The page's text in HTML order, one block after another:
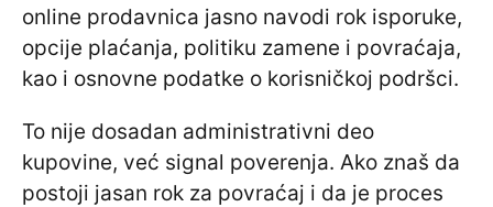
online prodavnica jasno navodi rok isporuke,
opcije plaćanja, politiku zamene i povraćaja,
kao i osnovne podatke o korisničkoj podršci.
To nije dosadan administrativni deo
kupovine, već signal poverenja. Ako znaš da
postoji jasan rok za povraćaj i da je proces